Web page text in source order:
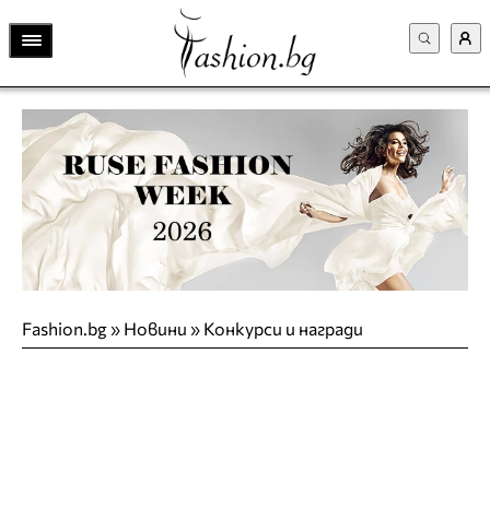
Fashion.bg» Новини » Конкурси и награди